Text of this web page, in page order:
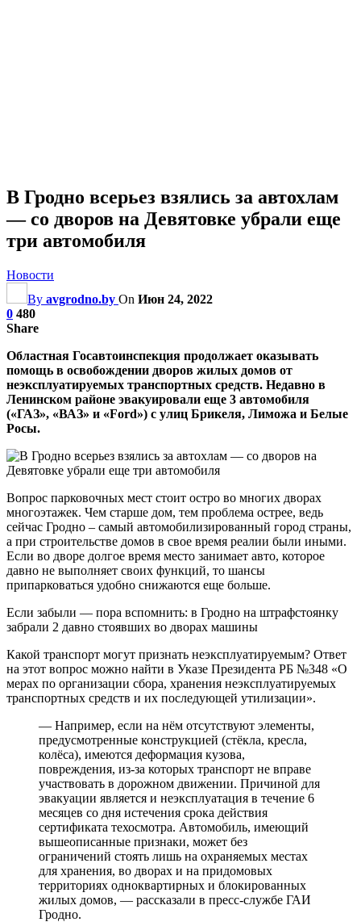
В Гродно всерьез взялись за автохлам
— со дворов на Девятовке убрали еще
три автомобиля
Новости
By avgrodno.by On Июн 24, 2022
0 480
Share
Областная Госавтоинспекция продолжает оказывать
помощь в освобождении дворов жилых домов от
неэксплуатируемых транспортных средств. Недавно в
Ленинском районе эвакуировали еще 3 автомобиля
(«ГАЗ», «ВАЗ» и «Ford») с улиц Брикеля, Лиможа и Белые
Росы.
Вопрос парковочных мест стоит остро во многих дворах
многоэтажек. Чем старше дом, тем проблема острее, ведь
сейчас Гродно – самый автомобилизированный город страны,
а при строительстве домов в свое время реалии были иными.
Если во дворе долгое время место занимает авто, которое
давно не выполняет своих функций, то шансы
припарковаться удобно снижаются еще больше.
Если забыли — пора вспомнить: в Гродно на штрафстоянку
забрали 2 давно стоявших во дворах машины
Какой транспорт могут признать неэксплуатируемым? Ответ
на этот вопрос можно найти в Указе Президента РБ №348 «О
мерах по организации сбора, хранения неэксплуатируемых
транспортных средств и их последующей утилизации».
— Например, если на нём отсутствуют элементы,
предусмотренные конструкцией (стёкла, кресла,
колёса), имеются деформация кузова,
повреждения, из-за которых транспорт не вправе
участвовать в дорожном движении. Причиной для
эвакуации является и неэксплуатация в течение 6
месяцев со дня истечения срока действия
сертификата техосмотра. Автомобиль, имеющий
вышеописанные признаки, может без
ограничений стоять лишь на охраняемых местах
для хранения, во дворах и на придомовых
территориях одноквартирных и блокированных
жилых домов, — рассказали в пресс-службе ГАИ
Гродно.